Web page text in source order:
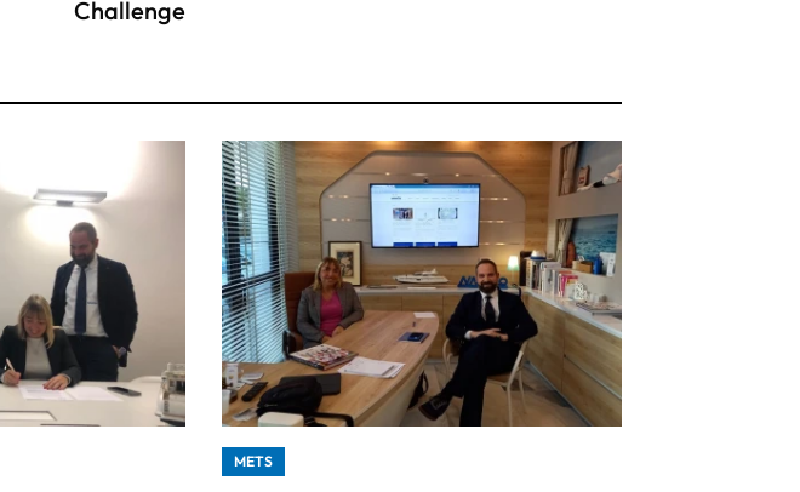
Challenge
METS